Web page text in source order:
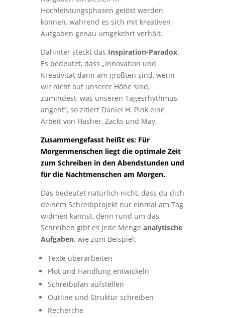
Hochleistungsphasen gelöst werden
können, während es sich mit kreativen
Aufgaben genau umgekehrt verhält.
Dahinter steckt das Inspiration-Paradox.
Es bedeutet, dass „Innovation und
Kreativität dann am größten sind, wenn
wir nicht auf unserer Höhe sind,
zumindest, was unseren Tagesrhythmus
angeht“, so zitiert Daniel H. Pink eine
Arbeit von Hasher, Zacks und May.
Zusammengefasst heißt es: Für
Morgenmenschen liegt die optimale Zeit
zum Schreiben in den Abendstunden und
für die Nachtmenschen am Morgen.
Das bedeutet natürlich nicht, dass du dich
deinem Schreibprojekt nur einmal am Tag
widmen kannst, denn rund um das
Schreiben gibt es jede Menge analytische
Aufgaben, wie zum Beispiel:
Texte überarbeiten
Plot und Handlung entwickeln
Schreibplan aufstellen
Outline und Struktur schreiben
Recherche